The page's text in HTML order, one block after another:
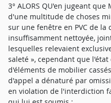
3° ALORS QU'en jugeant
d'une multitude de choses
sur une fenêtre en PVC de
insuffisamment nettoyée,
lesquelles relevaient
saleté », cependant que
d'éléments de mobilier
d'appel a dénaturé par
en violation de l'interdiction